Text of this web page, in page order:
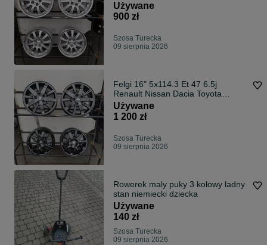
Używane
900 zł
Szosa Turecka
09 sierpnia 2026
Felgi 16" 5x114.3 Et 47 6.5j
Renault Nissan Dacia Toyota
Suzuki
Używane
1 200 zł
Szosa Turecka
09 sierpnia 2026
Rowerek maly puky 3 kolowy ladny
stan niemiecki dziecka
Używane
140 zł
Szosa Turecka
09 sierpnia 2026